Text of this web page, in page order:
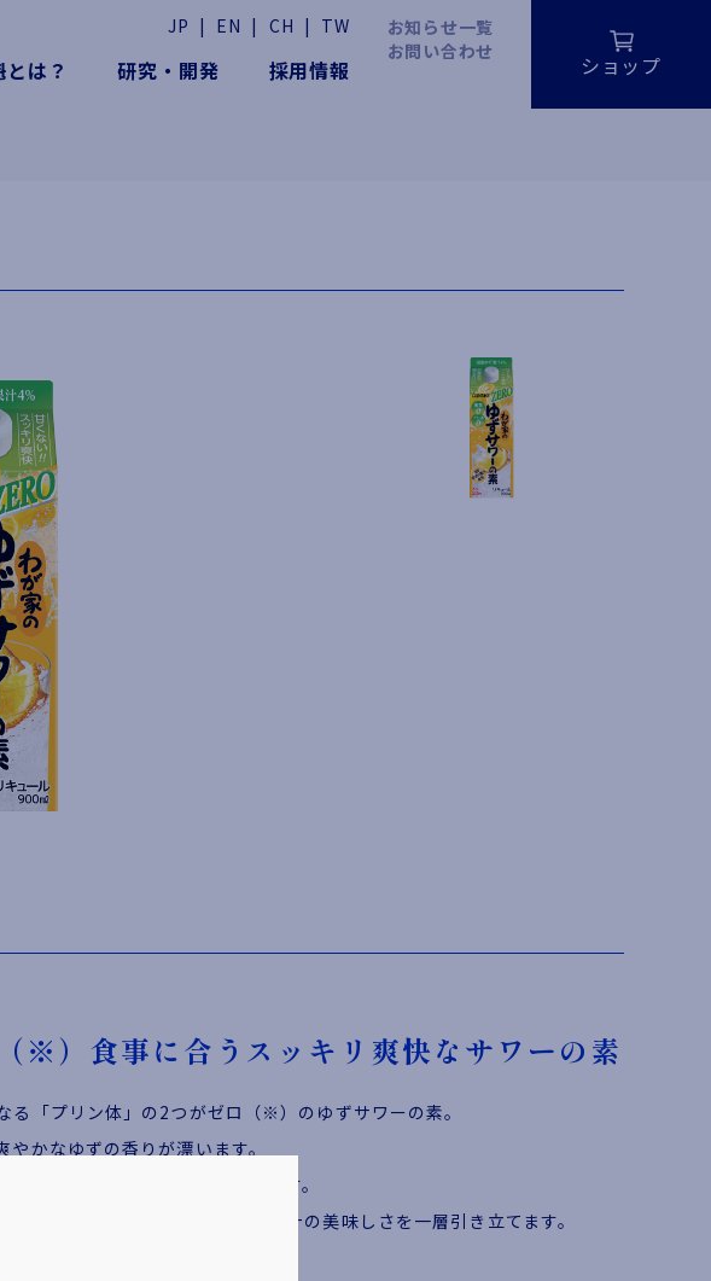
JP | EN | CH | TW
は？ 研究・開発 採用情報
お知らせ一覧
お問い合わせ
ショップ
※）食事に合うスッキリ爽快なサワーの素
る「プリン体」の2つがゼロ（※）のゆずサワーの素。
かなゆずの香りが漂います。
、すっきりとした酸味が特長です。
で、米焼酎のまろやかな風味が果汁の美味しさを一層引き立てます。